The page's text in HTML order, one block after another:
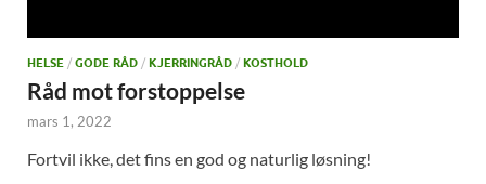
HELSE / GODE RÅD / KJERRINGRÅD / KOSTHOLD
Råd mot forstoppelse
mars 1, 2022
Fortvil ikke, det fins en god og naturlig løsning!